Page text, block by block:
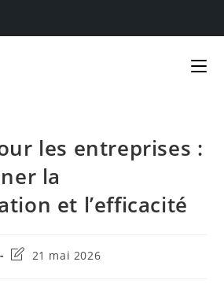
les entreprises :
la
et l’efficacité
Dernière
21 mai 2026